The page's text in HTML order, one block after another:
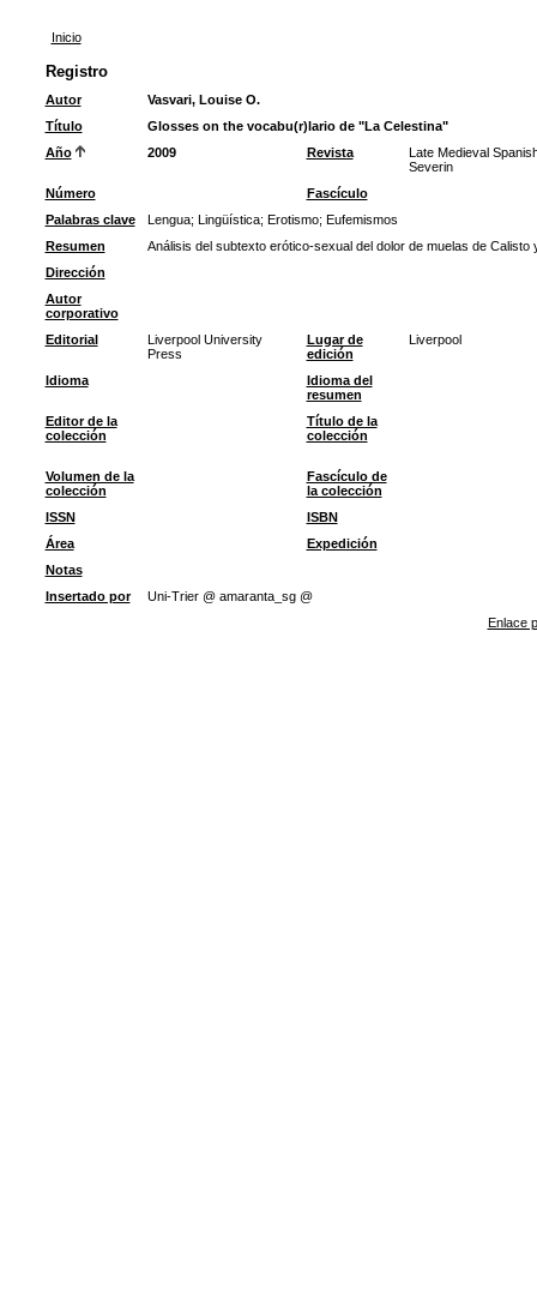
Inicio
Registro
Autor
Vasvari, Louise O.
Título
Glosses on the vocabu(r)lario de "La Celestina"
Año
2009 Revista
Late Medieval
Severin
Número
Fascículo
Palabras clave
Lengua; Lingüística; Erotismo; Eufemismos
Resumen
Análisis del subtexto erótico-sexual del dolor de muelas de
Dirección
Autor
corporativo
Editorial
Liverpool University
Press
Lugar de
edición
Liverpool
Idioma
Idioma del
resumen
Editor de la
colección
Título de la
colección
Volumen de la
colección
Fascículo de
la colección
ISSN
ISBN
Área
Expedición
Notas
Insertado por
Uni-Trier @ amaranta_sg @
Enlace